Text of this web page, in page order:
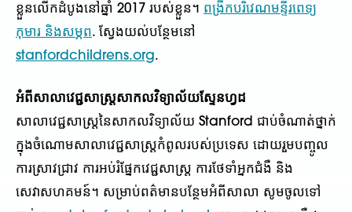
ខ្លួនលើកដំបូងនៅឆ្នាំ 2017 របស់ខ្លួន។ ពង្រីកបរិវេណមន្ទីរពេទ្យ
កុមារ និងសម្ភព. ស្វែងយល់បន្ថែមនៅ
stanfordchildrens.org.
អំពីសាលាវេជ្ជសាស្ត្រសាកលវិទ្យាល័យស្ទែនហ្វដ
សាលាវេជ្ជសាស្ត្រនៃសាកលវិទ្យាល័យ Stanford ជាប់ចំណាត់ថ្នាក់
ក្នុងចំណោមសាលាវេជ្ជសាស្ត្រកំពូលរបស់ប្រទេស ដោយរួមបញ្ចូល
ការស្រាវជ្រាវ ការអប់រំផ្នែកវេជ្ជសាស្រ្ត ការថែទាំអ្នកជំងឺ និង
សេវាសហគមន៍។ សម្រាប់ពត៌មានបន្ថែមអំពីសាលា សូមចូលទៅ